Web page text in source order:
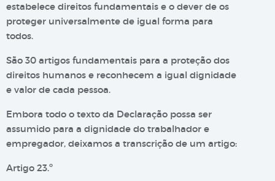
estabelece direitos fundamentais e o dever de os
proteger universalmente de igual forma para
todos.
São 30 artigos fundamentais para a proteção dos
direitos humanos e reconhecem a igual dignidade
e valor de cada pessoa.
Embora todo o texto da Declaração possa ser
assumido para a dignidade do trabalhador e
empregador, deixamos a transcrição de um artigo:
Artigo 23.º